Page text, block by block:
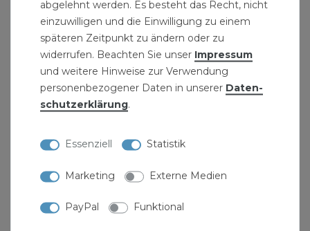
1 1/4" Zoll Innengewinde x 1 1/4" Zoll
Innengewinde
max. Biegeradius: 120 mm
gerade Form
Lieferumfang: Panzerschlauch inklusive 2 OHA-
Dichtungen
ZOLL in MM (Außendurchmesser): 1/4 Zoll = 13,2
= 26,5 mm, 1 Zoll = 33,3 mm, 1 1/4 Zoll = 41,9 mm, 1
1/2 Zoll = 48,0 mm, 2 Zoll = 60,0 mm
abgelehnt werden. Es besteht das Recht, nicht
einzuwilligen und die Einwilligung zu einem
späteren Zeitpunkt zu ändern oder zu
widerrufen. Beachten Sie unser Impressum
und weitere Hinweise zur Verwendung
personenbezogener Daten in unserer Daten­
schutz­erklärung.
Essenziell Statistik
Marketing Externe Medien
PayPal Funktional